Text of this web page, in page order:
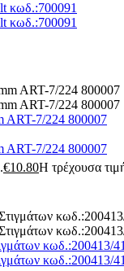
κωδ.:700091
κωδ.:700091
ART-7/224 800007
ART-7/224 800007
€10.80Η τρέχουσα
κωδ.:200413/
κωδ.:200413/